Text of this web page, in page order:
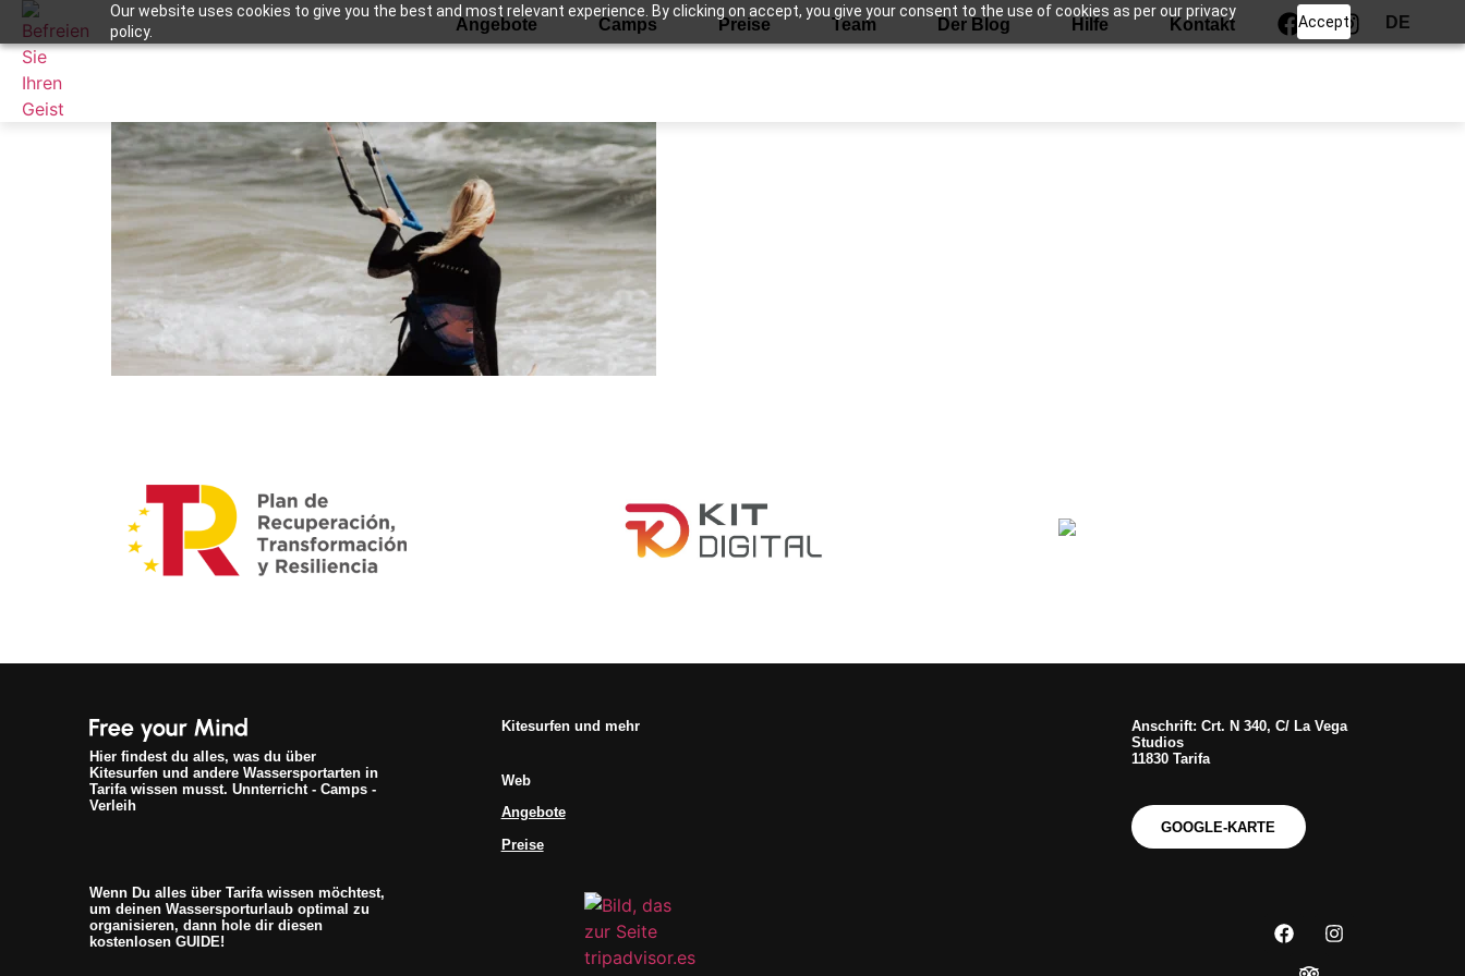
Our website uses cookies to give you the best and most relevant experience. By clicking on accept, you give your consent to the use of cookies as per our privacy
policy.
Accept
Angebote Camps Preise Team Der Blog Hilfe Kontakt DE
Apuntame !
Hier findest du alles, was du über
Kitesurfen und andere Wassersportarten in
Tarifa wissen musst. Unnterricht - Camps -
Verleih
Wenn Du alles über Tarifa wissen möchtest,
um deinen Wassersporturlaub optimal zu
organisieren, dann hole dir diesen
kostenlosen GUIDE!
Kitesurfen und mehr
Web
Angebote
Preise
Anschrift: Crt. N 340, C/ La Vega
Studios
11830 Tarifa
GOOGLE-KARTE